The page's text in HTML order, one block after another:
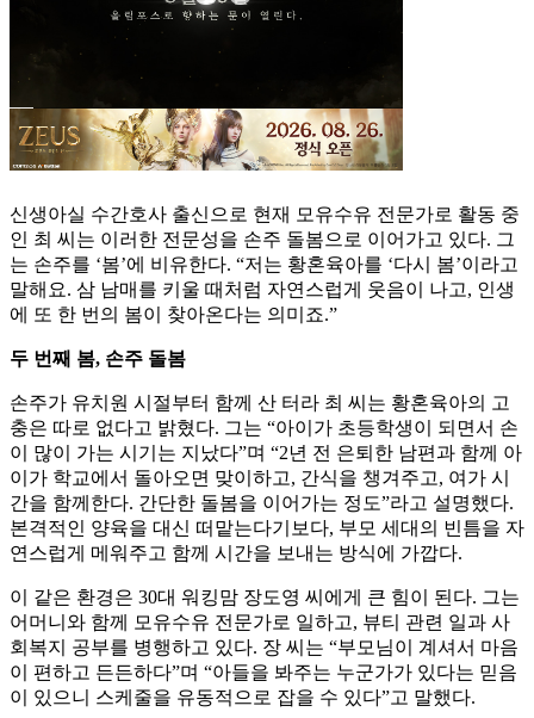
신생아실 수간호사 출신으로 현재 모유수유 전문가로 활동 중
인 최 씨는 이러한 전문성을 손주 돌봄으로 이어가고 있다. 그
는 손주를 ‘봄’에 비유한다. “저는 황혼육아를 ‘다시 봄’이라고
말해요. 삼 남매를 키울 때처럼 자연스럽게 웃음이 나고, 인생
에 또 한 번의 봄이 찾아온다는 의미죠.”
두 번째 봄, 손주 돌봄
손주가 유치원 시절부터 함께 산 터라 최 씨는 황혼육아의 고
충은 따로 없다고 밝혔다. 그는 “아이가 초등학생이 되면서 손
이 많이 가는 시기는 지났다”며 “2년 전 은퇴한 남편과 함께 아
이가 학교에서 돌아오면 맞이하고, 간식을 챙겨주고, 여가 시
간을 함께한다. 간단한 돌봄을 이어가는 정도”라고 설명했다.
본격적인 양육을 대신 떠맡는다기보다, 부모 세대의 빈틈을 자
연스럽게 메워주고 함께 시간을 보내는 방식에 가깝다.
이 같은 환경은 30대 워킹맘 장도영 씨에게 큰 힘이 된다. 그는
어머니와 함께 모유수유 전문가로 일하고, 뷰티 관련 일과 사
회복지 공부를 병행하고 있다. 장 씨는 “부모님이 계셔서 마음
이 편하고 든든하다”며 “아들을 봐주는 누군가가 있다는 믿음
이 있으니 스케줄을 유동적으로 잡을 수 있다”고 말했다.